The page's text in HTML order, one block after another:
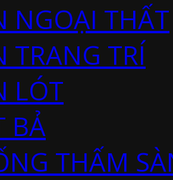
NGOẠI THẤT
TRANG TRÍ
LÓT
BẢ
THẤM